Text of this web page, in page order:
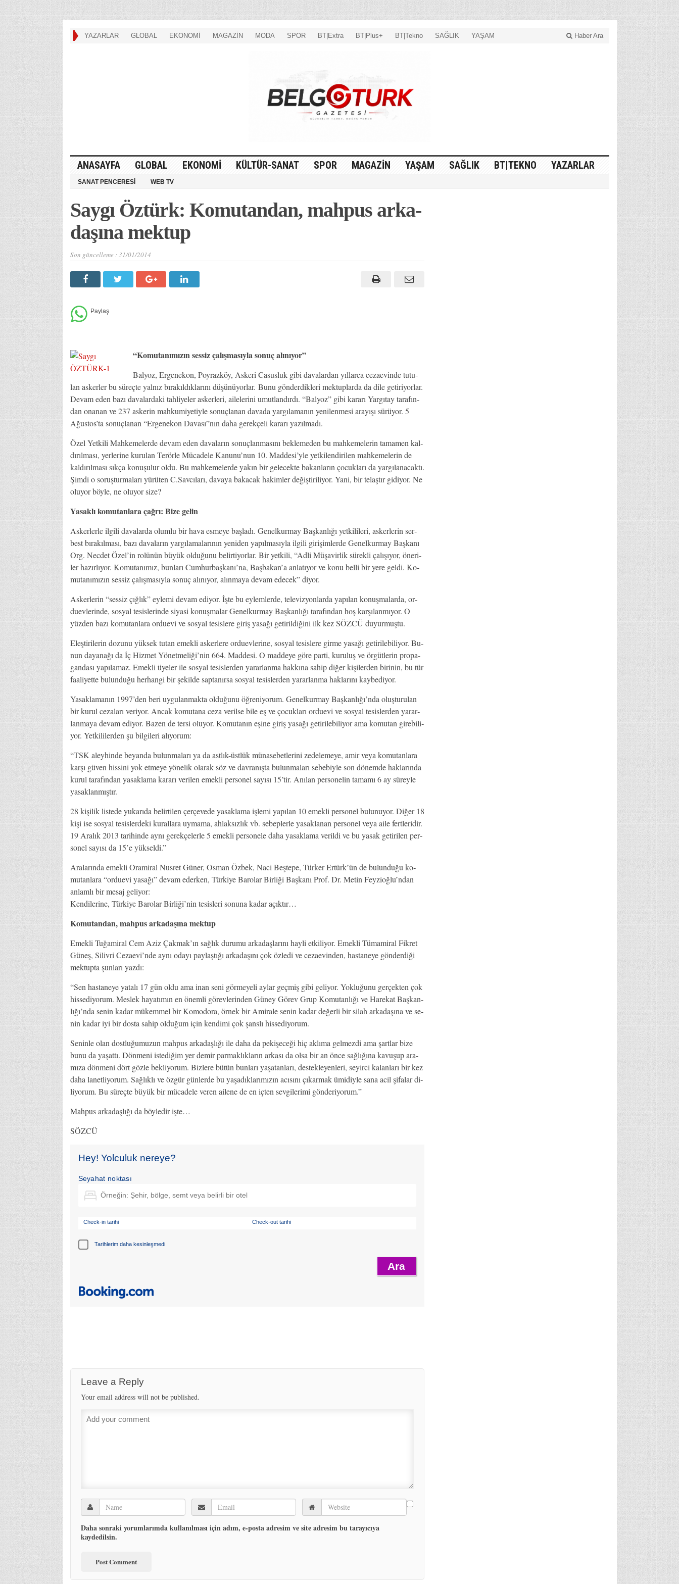
YAZARLAR GLOBAL EKONOMİ MAGAZİN MODA SPOR BT|Extra BT|Plus+ BT|Tekno SAĞLIK YAŞAM Haber Ara
ANASAYFA GLOBAL EKONOMİ KÜLTÜR-SANAT SPOR MAGAZİN YAŞAM SAĞLIK BT|TEKNO YAZARLAR
SANAT PENCERESİ WEB TV
Saygı Öztürk: Ko­mu­tan­dan, mah­pus ar­ka­
da­şı­na mek­tup
Son güncelleme :31/01/2014
“Komutanımızın sessiz çalışmasıyla sonuç alınıyor”
Bal­yoz, Er­ge­ne­kon, Poy­raz­köy, As­ke­ri Ca­sus­luk gi­bi da­va­lar­dan yıl­lar­ca ce­za­evin­de tu­tu­
lan as­ker­ler bu sü­reç­te yal­nız bı­ra­kıl­dık­la­rı­nı dü­şü­nü­yor­lar. Bu­nu gön­der­dik­le­ri mek­tup­lar­da da di­le ge­ti­ri­yor­lar.
De­vam eden ba­zı da­va­lar­da­ki tah­li­ye­ler as­ker­le­ri, ai­le­le­ri­ni umut­lan­dır­dı. “Bal­yoz” gi­bi ka­ra­rı Yar­gı­tay ta­ra­fın­
dan ona­nan ve 237 as­ke­rin mah­ku­mi­ye­tiy­le so­nuç­la­nan da­va­da yar­gı­la­ma­nın ye­ni­len­me­si ara­yı­şı sü­rü­yor. 5
Ağus­to­s’­ta so­nuç­la­nan “Er­ge­ne­kon Da­va­sı”­nın da­ha ge­rek­çe­li ka­ra­rı ya­zıl­ma­dı.
Özel Yet­ki­li Mah­ke­me­ler­de de­vam eden da­va­la­rın so­nuç­lan­ma­sı­nı bek­le­me­den bu mah­ke­me­le­rin ta­ma­men kal­
dı­rıl­ma­sı, yer­le­ri­ne ku­ru­lan Te­rör­le Mü­ca­de­le Ka­nu­nu­’nun 10. Mad­de­si­’y­le yet­ki­len­di­ri­len mah­ke­me­le­rin de
kal­dı­rıl­ma­sı sık­ça ko­nu­şu­lur ol­du. Bu mah­ke­me­ler­de ya­kın bir ge­le­cek­te ba­kan­la­rın ço­cuk­la­rı da yar­gı­la­na­cak­tı.
Şim­di o so­ruş­tur­ma­la­rı yü­rü­ten C.Sav­cı­la­rı, da­va­ya ba­ka­cak ha­kim­ler de­ğiş­ti­ri­li­yor. Ya­ni, bir te­laş­tır gi­di­yor. Ne
olu­yor böy­le, ne olu­yor si­ze?
Yasaklı ko­mu­tan­la­ra çağrı: Bize gelin
As­ker­ler­le il­gi­li da­va­lar­da olum­lu bir ha­va es­me­ye baş­la­dı. Ge­nel­kur­may Baş­kan­lı­ğı yet­ki­li­le­ri, as­ker­le­rin ser­
best bı­ra­kıl­ma­sı, ba­zı da­va­la­rın yar­gı­la­ma­la­rı­nın ye­ni­den ya­pıl­ma­sıy­la il­gi­li gi­ri­şim­ler­de Ge­nel­kur­may Baş­ka­nı
Org. Nec­det Öze­l’­in ro­lü­nün bü­yük ol­du­ğu­nu be­lir­ti­yor­lar. Bir yet­ki­li, “Ad­li Mü­şa­vir­lik sü­rek­li ça­lı­şı­yor, öne­ri­
ler ha­zır­lı­yor. Ko­mu­ta­nı­mız, bun­la­rı Cum­hur­baş­ka­nı­’na, Baş­ba­ka­n’­a an­la­tı­yor ve ko­nu bel­li bir ye­re gel­di. Ko­
mu­ta­nı­mı­zın ses­siz ça­lış­ma­sıy­la so­nuç alı­nı­yor, alın­ma­ya de­vam ede­cek” di­yor.
As­ker­le­rin “ses­siz çığ­lık” ey­le­mi de­vam edi­yor. İş­te bu ey­lem­ler­de, te­le­viz­yon­lar­da ya­pı­lan ko­nuş­ma­lar­da, or­
du­ev­le­rin­de, sos­yal te­sis­le­rin­de si­ya­si ko­nuş­ma­lar Ge­nel­kur­may Baş­kan­lı­ğı ta­ra­fın­dan hoş kar­şı­lan­mı­yor. O
yüz­den ba­zı ko­mu­tan­la­ra or­du­evi ve sos­yal te­sis­le­re gi­riş ya­sa­ğı ge­ti­ril­di­ği­ni ilk kez SÖZ­CÜ du­yur­muş­tu.
Eleş­ti­ri­le­rin do­zu­nu yük­sek tu­tan emek­li as­ker­le­re or­du­ev­le­ri­ne, sos­yal te­sis­le­re gir­me ya­sa­ğı ge­ti­ri­le­bi­li­yor. Bu­
nun da­ya­na­ğı da İç Hiz­met Yö­net­me­li­ği­’nin 664. Mad­de­si. O mad­de­ye gö­re par­ti, ku­ru­luş ve ör­güt­le­rin pro­pa­
gan­da­sı ya­pı­la­maz. Emek­li üye­ler ile sos­yal te­sis­ler­den ya­rar­lan­ma hak­kı­na sa­hip di­ğer ki­şi­ler­den bi­ri­nin, bu tür
fa­ali­yet­te bu­lun­du­ğu her­han­gi bir şe­kil­de sap­ta­nır­sa sos­yal te­sis­ler­den ya­rar­lan­ma hak­la­rı­nı kay­be­di­yor.
Ya­sak­la­ma­nın 1997’den be­ri uy­gu­lan­mak­ta ol­du­ğu­nu öğ­re­ni­yo­rum. Ge­nel­kur­may Baş­kan­lı­ğı­’n­da oluş­tu­ru­lan
bir ku­rul ce­za­la­rı ve­ri­yor. An­cak ko­mu­ta­na ce­za ve­ril­se bi­le eş ve ço­cuk­la­rı or­du­evi ve sos­yal te­sis­ler­den ya­rar­
lan­ma­ya de­vam edi­yor. Ba­zen de ter­si olu­yor. Ko­mu­ta­nın eşi­ne gi­riş ya­sa­ğı ge­ti­ri­le­bi­li­yor ama ko­mu­tan gi­re­bi­li­
yor. Yet­ki­li­ler­den şu bil­gi­le­ri alı­yo­rum:
“TSK aley­hin­de be­yan­da bu­lun­ma­la­rı ya da ast­lık-üst­lük mü­na­se­bet­le­ri­ni ze­de­le­me­ye, amir ve­ya ko­mu­tan­la­ra
kar­şı gü­ven his­si­ni yok et­me­ye yö­ne­lik ola­rak söz ve dav­ra­nış­ta bu­lun­ma­la­rı se­be­biy­le son dö­nem­de hak­la­rın­da
ku­rul ta­ra­fın­dan ya­sak­la­ma ka­ra­rı ve­ri­len emek­li per­so­nel sa­yı­sı 15’tir. Anı­lan per­so­ne­lin ta­ma­mı 6 ay sü­rey­le
ya­sak­lan­mış­tır.
28 ki­şi­lik lis­te­de yu­ka­rı­da be­lir­ti­len çer­çe­ve­de ya­sak­la­ma iş­le­mi ya­pı­lan 10 emek­li per­so­nel bu­lu­nu­yor. Di­ğer 18
ki­şi ise sos­yal te­sis­ler­de­ki ku­ral­la­ra uy­ma­ma, ah­lak­sız­lık vb. se­bep­ler­le ya­sak­la­nan per­so­nel ve­ya ai­le fert­le­ri­dir.
19 Ara­lık 2013 ta­ri­hin­de ay­nı ge­rek­çe­ler­le 5 emek­li per­so­ne­le da­ha ya­sak­la­ma ve­ril­di ve bu ya­sak ge­ti­ri­len per­
so­nel sa­yı­sı da 15’e yük­sel­di.”
Ara­la­rın­da emek­li Ora­mi­ral Nus­ret Gü­ner, Os­man Öz­bek, Na­ci Beş­te­pe, Tür­ker Er­tür­k’­ün de bu­lun­du­ğu ko­
mu­tan­la­ra “or­du­evi ya­sa­ğı” de­vam eder­ken, Tür­ki­ye Ba­ro­lar Bir­li­ği Baş­ka­nı Prof. Dr. Me­tin Fey­zi­oğ­lu­’n­dan
an­lam­lı bir me­saj ge­li­yor:
Ken­di­le­ri­ne, Tür­ki­ye Ba­ro­lar Bir­li­ği­’nin te­sis­le­ri so­nu­na ka­dar açık­tır…
Ko­mu­tan­dan, mah­pus ar­ka­da­şı­na mek­tup
Emek­li Tu­ğa­mi­ral Cem Aziz Çak­ma­k’­ın sağ­lık du­ru­mu ar­ka­daş­la­rı­nı hay­li et­ki­li­yor. Emek­li Tü­ma­mi­ral Fik­ret
Gü­neş, Si­liv­ri Ce­za­evi­’n­de ay­nı oda­yı pay­laş­tı­ğı ar­ka­da­şı­nı çok öz­le­di ve ce­za­evin­den, has­ta­ne­ye gön­der­di­ği
mek­tup­ta şun­la­rı yaz­dı:
“Sen has­ta­ne­ye ya­ta­lı 17 gün ol­du ama inan se­ni gör­me­ye­li ay­lar geç­miş gi­bi ge­li­yor. Yok­lu­ğu­nu ger­çek­ten çok
his­se­di­yo­rum. Mes­lek ha­ya­tı­mın en önem­li gö­rev­le­rin­den Gü­ney Gö­rev Grup Ko­mu­tan­lı­ğı ve Ha­re­kat Baş­kan­
lı­ğı­’n­da se­nin ka­dar mü­kem­mel bir Ko­mo­do­ra, ör­nek bir Ami­ra­le se­nin ka­dar de­ğer­li bir si­lah ar­ka­da­şı­na ve se­
nin ka­dar iyi bir dos­ta sa­hip ol­du­ğum için ken­di­mi çok şans­lı his­se­di­yo­rum.
Se­nin­le olan dost­lu­ğu­mu­zun mah­pus ar­ka­daş­lı­ğı ile da­ha da pe­ki­şe­ce­ği hiç ak­lı­ma gel­mez­di ama şart­lar bi­ze
bu­nu da ya­şat­tı. Dön­me­ni is­te­di­ğim yer de­mir par­mak­lık­la­rın ar­ka­sı da ol­sa bir an ön­ce sağ­lı­ğı­na ka­vu­şup ara­
mı­za dön­me­ni dört göz­le bek­li­yo­rum. Biz­le­re bü­tün bun­la­rı ya­şa­tan­la­rı, des­tek­le­yen­le­ri, se­yir­ci ka­lan­la­rı bir kez
da­ha la­net­li­yo­rum. Sağ­lık­lı ve öz­gür gün­ler­de bu ya­şa­dık­la­rı­mı­zın acı­sı­nı çı­kar­mak ümi­diy­le sa­na acil şi­fa­lar di­
li­yo­rum. Bu sü­reç­te bü­yük bir mü­ca­de­le ve­ren ai­le­ne de en iç­ten sev­gi­le­ri­mi gön­de­ri­yo­rum.”
Mah­pus ar­ka­daş­lı­ğı da böy­le­dir iş­te…
SÖZCÜ
Hey! Yolculuk nereye?
Seyahat noktası
Check-in tarihi Check-out tarihi
Tarihlerim daha kesinleşmedi
Leave a Reply
Your email address will not be published.
Daha sonraki yorumlarımda kullanılması için adım, e-posta adresim ve site adresim bu tarayıcıya
kaydedilsin.